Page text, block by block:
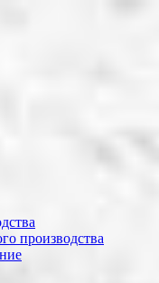
производства